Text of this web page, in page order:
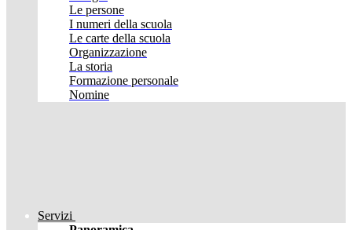
Le persone
I numeri della scuola
Le carte della scuola
Organizzazione
La storia
Formazione personale
Nomine
Servizi